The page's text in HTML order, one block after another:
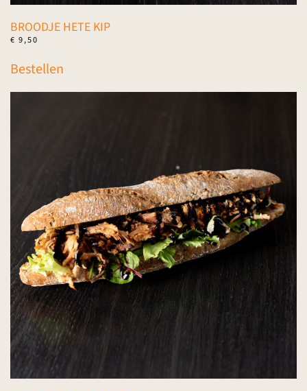
BROODJE HETE KIP
€ 9,50
Bestellen